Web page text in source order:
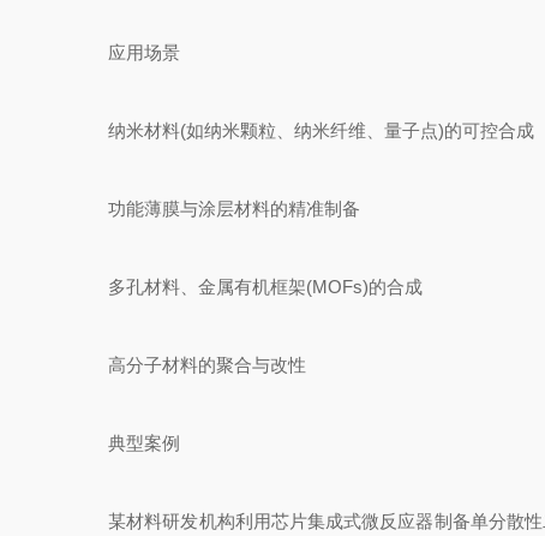
应用场景
纳米材料(如纳米颗粒、纳米纤维、量子点)的可控合成
功能薄膜与涂层材料的精准制备
多孔材料、金属有机框架(MOFs)的合成
高分子材料的聚合与改性
典型案例
某材料研发机构利用芯片集成式微反应器制备单分散性